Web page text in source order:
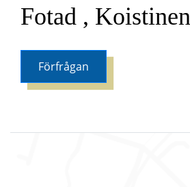
Fotad , Koistinen
Förfrågan